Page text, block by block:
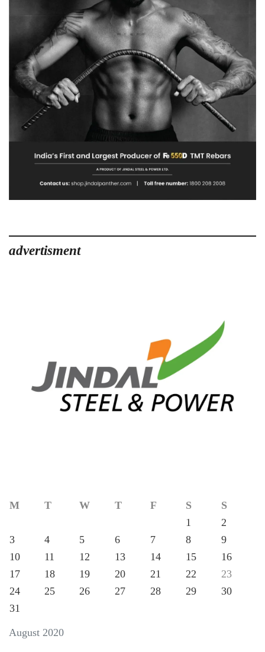
advertisment
August 2020
M T W T F S
S
1
2
3
4 5 6 7 8
9
10
11 12 13 14 15
16
17
18 19 20 21 22
23
24
25 26 27 28 29
30
31